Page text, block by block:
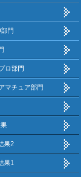
門
ロ部門
マチュア部門
果2
果1